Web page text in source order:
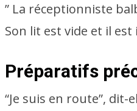
” La réceptionniste
Son lit est vide et il
Préparatifs
“Je suis en route”,